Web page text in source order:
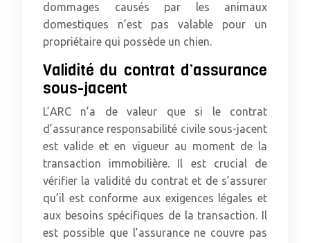
dommages causés par les animaux
domestiques n’est pas valable pour un
propriétaire qui possède un chien.
Validité du contrat d’assurance
sous-jacent
L’ARC n’a de valeur que si le contrat
d’assurance responsabilité civile sous-jacent
est valide et en vigueur au moment de la
transaction immobilière. Il est crucial de
vérifier la validité du contrat et de s’assurer
qu’il est conforme aux exigences légales et
aux besoins spécifiques de la transaction. Il
est possible que l’assurance ne couvre pas